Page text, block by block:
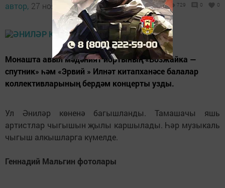
автор, 27 ноябрь 2019 - 14:15 729 0 0
Монашта авыл мәдәният йортының «Возжайка —
спутник» һәм «Эрвий » Илнәт китапханәсе балалар
коллективларының бердәм концерты узды.
Ул Әниләр көненә багышланды. Тамашачы яшь
артистлар чыгышын җылы каршылады. Һәр музыкаль
чыгыш алкышларга күмелде.
Геннадий Мальгин фотолары